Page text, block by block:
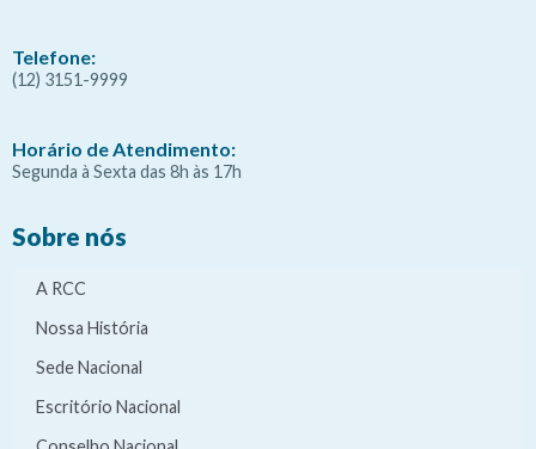
Telefone:
(12) 3151-9999
Horário de Atendimento:
Segunda à Sexta das 8h às 17h
Sobre nós
A RCC
Nossa História
Sede Nacional
Escritório Nacional